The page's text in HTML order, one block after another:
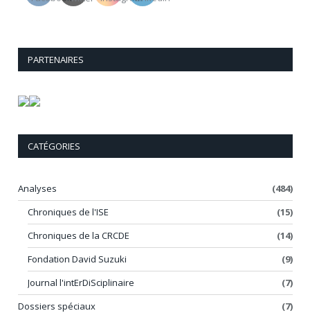
PARTENAIRES
CATÉGORIES
Analyses
(484)
Chroniques de l'ISE
(15)
Chroniques de la CRCDE
(14)
Fondation David Suzuki
(9)
Journal l'intErDiSciplinaire
(7)
Dossiers spéciaux
(7)